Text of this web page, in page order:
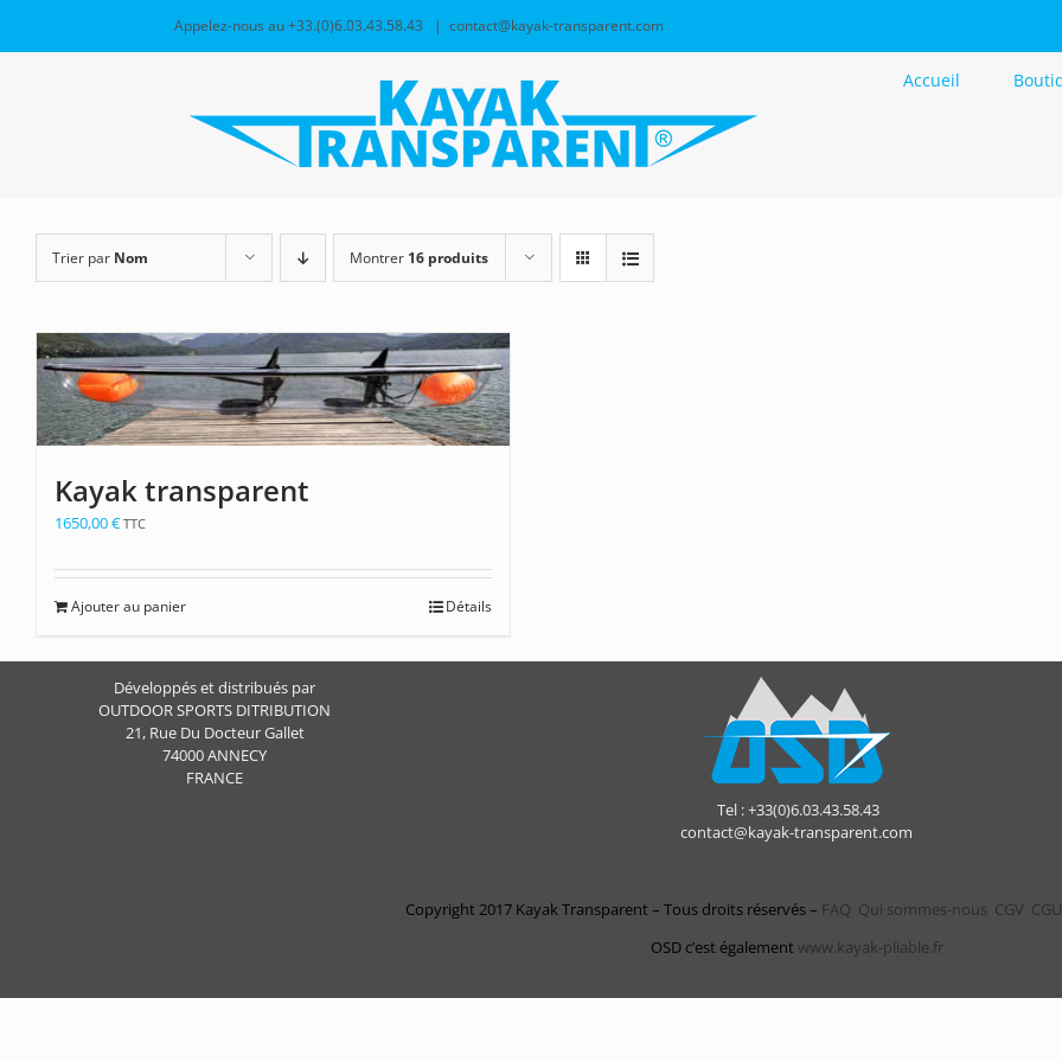
contenu
Appelez-nous au +33.(0)6.03.43.58.43 | contact@kayak-transparent.com
Accueil
Trier par Nom Montrer 16 produits
Kayak transparent
1650,00€ TTC
Ajouter au panier Détails
Développés et distribués par
OUTDOOR SPORTS DITRIBUTION
21, Rue Du Docteur Gallet
74000 ANNECY
FRANCE
Tel : +33(0)6.03.43.58.43
contact@kayak-transparent.com
Copyright 2017 Kayak Transparent – Tous droits réservés – FAQ Qui sommes-nous CGV CGU
OSD c’est également www.kayak-pliable.fr